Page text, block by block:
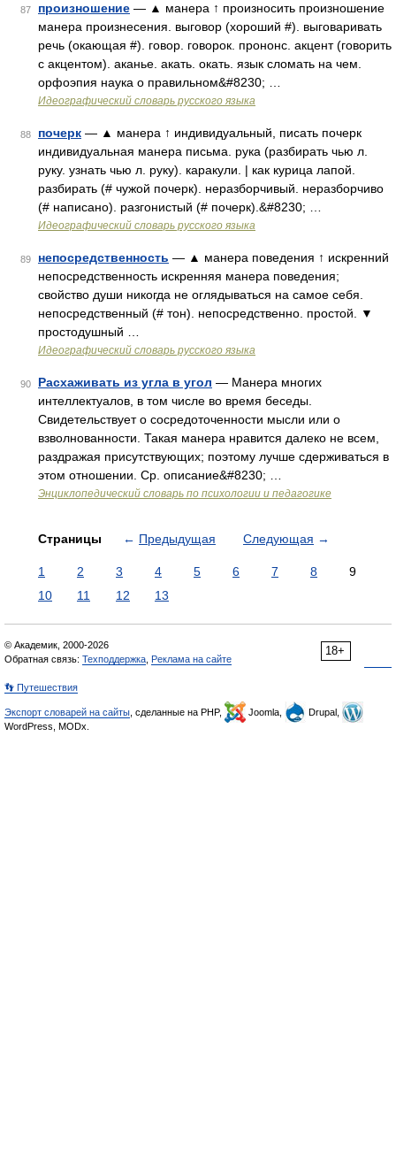
87 произношение — ▲ манера ↑ произносить произношение
манера произнесения. выговор (хороший #). выговаривать
речь (окающая #). говор. говорок. прононс. акцент (говорить
с акцентом). аканье. акать. окать. язык сломать на чем.
орфоэпия наука о правильном&#8230; …
Идеографический словарь русского языка
88 почерк — ▲ манера ↑ индивидуальный, писать почерк
индивидуальная манера письма. рука (разбирать чью л.
руку. узнать чью л. руку). каракули. | как курица лапой.
разбирать (# чужой почерк). неразборчивый. неразборчиво
(# написано). разгонистый (# почерк).&#8230; …
Идеографический словарь русского языка
89 непосредственность — ▲ манера поведения ↑ искренний
непосредственность искренняя манера поведения;
свойство души никогда не оглядываться на самое себя.
непосредственный (# тон). непосредственно. простой. ▼
простодушный …
Идеографический словарь русского языка
90 Расхаживать из угла в угол — Манера многих
интеллектуалов, в том числе во время беседы.
Свидетельствует о сосредоточенности мысли или о
взволнованности. Такая манера нравится далеко не всем,
раздражая присутствующих; поэтому лучше сдерживаться в
этом отношении. Ср. описание&#8230; …
Энциклопедический словарь по психологии и педагогике
Страницы ← Предыдущая Следующая →
1 2 3 4 5 6 7 8
9
10
11 12 13
18+
© Академик, 2000-2026
Обратная связь: Техподдержка Реклама на сайте
👣 Путешествия
Экспорт словарей на сайты , сделанные на PHP, Joomla,
Drupal,
WordPress, MODx.